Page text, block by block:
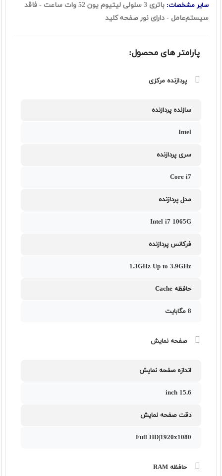
سایر مشخصات:
باتری 3 سلولی لیتیوم یون 52 وات ساعت - فاقد
سيستم‌عامل - دارای نور صفحه کلید
پارامتر های محصول:
پردازنده مرکزی
سازنده پردازنده
Intel
سری پردازنده
Core i7
مدل پردازنده
Intel i7 1065G
فرکانس پردازنده
1.3GHz Up to 3.9GHz
حافظه Cache
8 مگابایت
صفحه نمایش
اندازه صفحه نمایش
15.6 inch
دقت صفحه نمایش
Full HD|1920x1080
حافظه RAM